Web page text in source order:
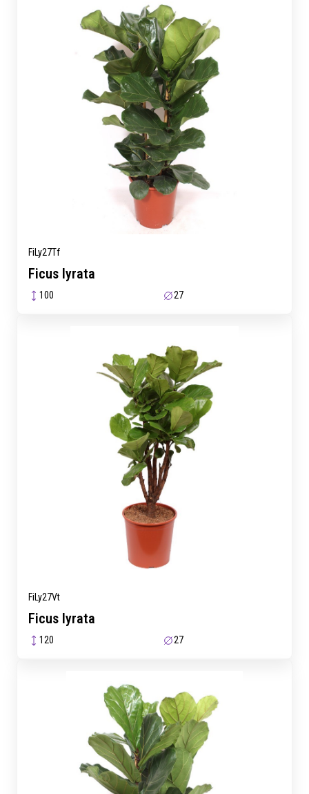
FiLy27Tf
Ficus lyrata
100 27
FiLy27Vt
Ficus lyrata
120 27